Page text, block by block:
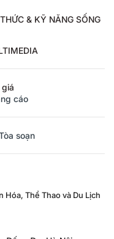
& KỸ NĂNG SỐNG
giá
cáo
soạn
Hóa, Thể Thao và Du Lịch